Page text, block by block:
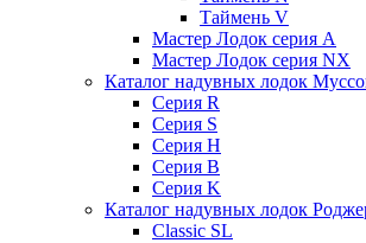
Таймень V
Мастер Лодок серия А
Мастер Лодок серия NX
Каталог надувных лодок
Серия R
Серия S
Серия H
Серия B
Серия K
Каталог надувных лодок
Classic SL